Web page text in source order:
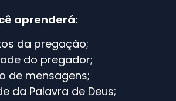
aprenderá:
da pregação;
do pregador;
de mensagens;
da Palavra de Deus;